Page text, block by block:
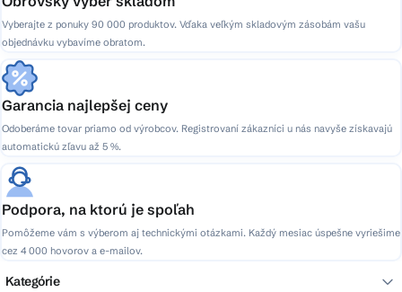
Vyberajte z ponuky 90 000 produktov. Vďaka veľkým skladovým zásobám vašu
objednávku vybavíme obratom.
Garancia najlepšej ceny
Odoberáme tovar priamo od výrobcov. Registrovaní zákazníci u nás navyše získavajú
automatickú zľavu až 5 %.
Podpora, na ktorú je spoľah
Pomôžeme vám s výberom aj technickými otázkami. Každý mesiac úspešne vyriešime
cez 4 000 hovorov a e-mailov.
Kategórie